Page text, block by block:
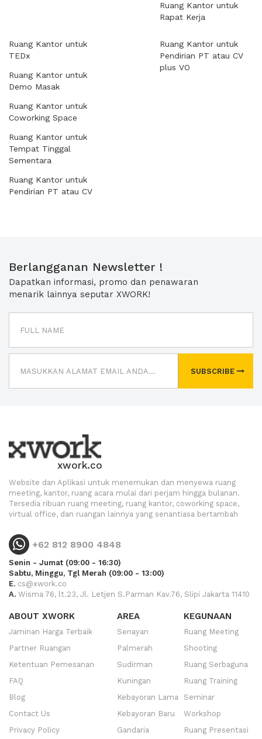
Ruang Kantor untuk
Rapat Kerja
Ruang Kantor untuk
TEDx
Ruang Kantor untuk
Demo Masak
Ruang Kantor untuk
Coworking Space
Ruang Kantor untuk
Tempat Tinggal
Sementara
Ruang Kantor untuk
Pendirian PT atau CV
Ruang Kantor untuk
Pendirian PT atau CV
plus VO
Berlangganan Newsletter !
Dapatkan informasi, promo dan penawaran
menarik lainnya seputar XWORK!
SUBSCRIBE
xwork.co
Website dan Aplikasi untuk menemukan dan menyewa ruang
meeting, kantor, ruang acara mulai dari perjam hingga bulanan.
Tersedia ribuan ruang meeting, ruang kantor, coworking space,
virtual office, dan ruangan lainnya yang senantiasa bertambah
+62 812 8900 4848
Senin - Jumat (09:00 - 16:30)
Sabtu, Minggu, Tgl Merah (09:00 - 13:00)
E. cs@xwork.co
A. Wisma 76, lt.23, Jl. Letjen S.Parman Kav.76, Slipi Jakarta 11410
ABOUT XWORK
Jaminan Harga Terbaik
Partner Ruangan
Ketentuan Pemesanan
FAQ
Blog
Contact Us
Privacy Policy
AREA
Senayan
Palmerah
Sudirman
Kuningan
Kebayoran Lama
Kebayoran Baru
Gandaria
KEGUNAAN
Ruang Meeting
Shooting
Ruang Serbaguna
Ruang Training
Seminar
Workshop
Ruang Presentasi